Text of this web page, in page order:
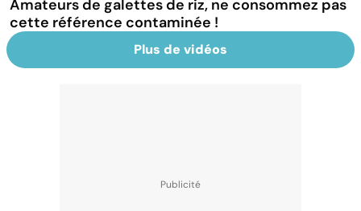
Amateurs de galettes de riz, ne consommez pas
cette référence contaminée !
Plus de vidéos